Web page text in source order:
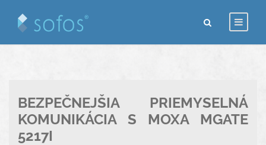
BEZPEČNEJŠIA PRIEMYSELNÁ
KOMUNIKÁCIA S MOXA MGATE
5217I